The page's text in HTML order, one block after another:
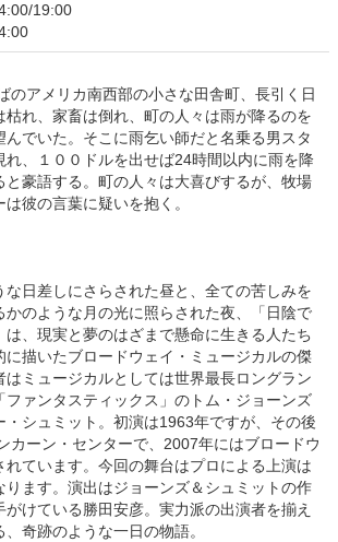
19:00
のアメリカ南西部の小さな田舎町、長引く日
枯れ、家畜は倒れ、町の人々は雨が降るのを
んでいた。そこに雨乞い師だと名乗る男スタ
れ、１００ドルを出せば24時間以内に雨を降
と豪語する。町の人々は大喜びするが、牧場
彼の言葉に疑いを抱く。
な日差しにさらされた昼と、全ての苦しみを
かのような月の光に照らされた夜、「日陰で
は、現実と夢のはざまで懸命に生きる人たち
に描いたブロードウェイ・ミュージカルの傑
はミュージカルとしては世界最長ロングラン
ファンタスティックス」のトム・ジョーンズ
・シュミット。初演は1963年ですが、その後
カーン・センターで、2007年にはブロードウ
れています。今回の舞台はプロによる上演は
ります。演出はジョーンズ＆シュミットの作
がけている勝田安彦。実力派の出演者を揃え
奇跡のような一日の物語。